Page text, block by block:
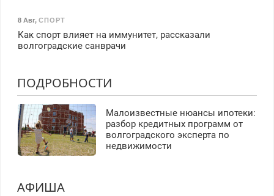
8 Авг, СПОРТ
Как спорт влияет на иммунитет, рассказали
волгоградские санврачи
ПОДРОБНОСТИ
Малоизвестные нюансы ипотеки:
разбор кредитных программ от
волгоградского эксперта по
недвижимости
АФИША